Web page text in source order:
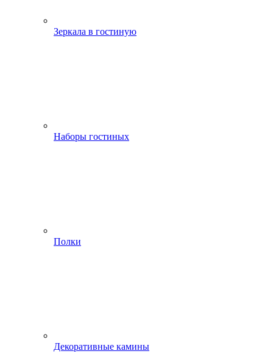
Зеркала в гостиную
Наборы гостиных
Полки
Декоративные камины